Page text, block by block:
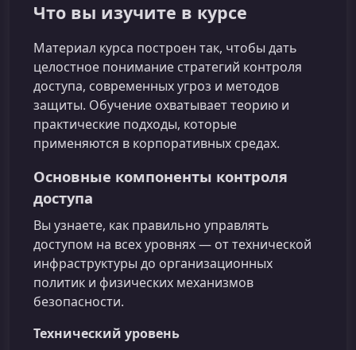
Что вы изучите в курсе
Материал курса построен так, чтобы дать
целостное понимание стратегий контроля
доступа, современных угроз и методов
защиты. Обучение охватывает теорию и
практические подходы, которые
применяются в корпоративных средах.
Основные компоненты контроля
доступа
Вы узнаете, как правильно управлять
доступом на всех уровнях — от технической
инфраструктуры до организационных
политик и физических механизмов
безопасности.
Технический уровень